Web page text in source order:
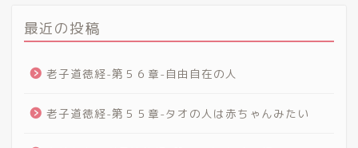
最近の投稿
老子道徳経-第５６章-自由自在の人
老子道徳経-第５５章-タオの人は赤ちゃんみたい